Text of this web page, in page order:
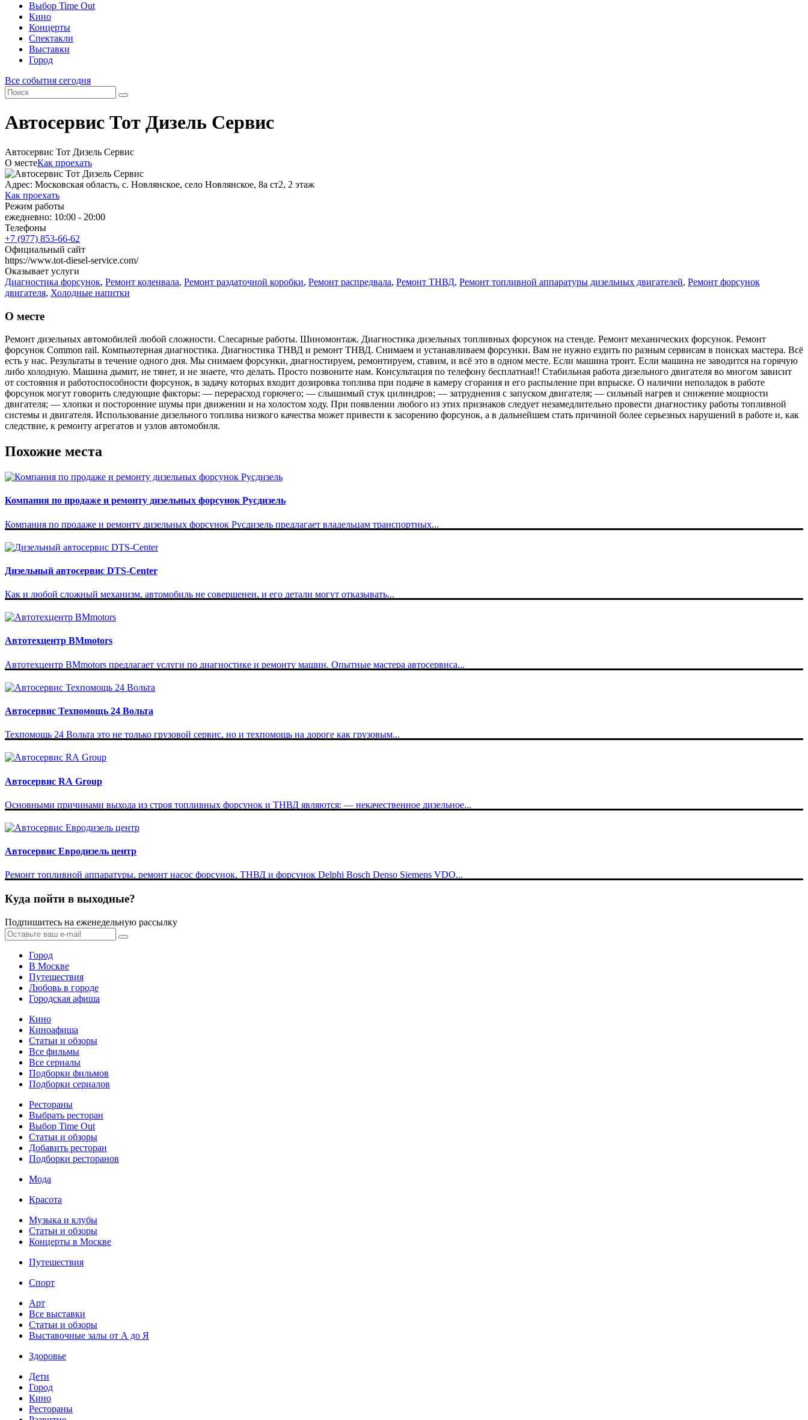
Выбор Time Out
Кино
Концерты
Спектакли
Выставки
Город
Все события сегодня
Автосервис Тот Дизель Сервис
Автосервис Тот Дизель Сервис
О местеКак проехать
Адрес: Московская область, с. Новлянское, село Новлянское, 8а ст2, 2 этаж
Как проехать
Режим работы
ежедневно: 10:00 - 20:00
Телефоны
+7 (977) 853-66-62
Официальный сайт
https://www.tot-diesel-service.com/
Оказывает услуги
Диагностика форсунок, Ремонт коленвала, Ремонт раздаточной коробки, Ремонт распредвала, Ремонт ТНВД, Ремонт топливной аппаратуры дизельных двигателей, Ремонт форсунок
двигателя, Холодные напитки
О месте
Ремонт дизельных автомобилей любой сложности. Слесарные работы. Шиномонтаж. Диагностика дизельных топливных форсунок на стенде. Ремонт механических форсунок. Ремонт
форсунок Common rail. Компьютерная диагностика. Диагностика ТНВД и ремонт ТНВД. Снимаем и устанавливаем форсунки. Вам не нужно ездить по разным сервисам в поисках мастера. Всё
есть у нас. Результаты в течение одного дня. Мы снимаем форсунки, диагностируем, ремонтируем, ставим, и всё это в одном месте. Если машина троит. Если машина не заводится на горячую
либо холодную. Машина дымит, не тянет, и не знаете, что делать. Просто позвоните нам. Консультация по телефону бесплатная!! Стабильная работа дизельного двигателя во многом зависит
от состояния и работоспособности форсунок, в задачу которых входит дозировка топлива при подаче в камеру сгорания и его распыление при впрыске. О наличии неполадок в работе
форсунок могут говорить следующие факторы: — перерасход горючего; — слышимый стук цилиндров; — затруднения с запуском двигателя; — сильный нагрев и снижение мощности
двигателя; — хлопки и посторонние шумы при движении и на холостом ходу. При появлении любого из этих признаков следует незамедлительно провести диагностику работы топливной
системы и двигателя. Использование дизельного топлива низкого качества может привести к засорению форсунок, а в дальнейшем стать причиной более серьезных нарушений в работе и, как
следствие, к ремонту агрегатов и узлов автомобиля.
Похожие места
Компания по продаже и ремонту дизельных форсунок Русдизель
Компания по продаже и ремонту дизельных форсунок Русдизель предлагает владельцам транспортных...
Дизельный автосервис DTS-Center
Как и любой сложный механизм, автомобиль не совершенен, и его детали могут отказывать...
Автотехцентр BMmotors
Автотехцентр BMmotors предлагает услуги по диагностике и ремонту машин. Опытные мастера автосервиса...
Автосервис Техпомощь 24 Вольта
Техпомощь 24 Вольта это не только грузовой сервис, но и техпомощь на дороге как грузовым...
Автосервис RA Group
Основными причинами выхода из строя топливных форсунок и ТНВД являются: — некачественное дизельное...
Автосервис Евродизель центр
Ремонт топливной аппаратуры, ремонт насос форсунок, ТНВД и форсунок Delphi Bosch Denso Siemens VDO...
Куда пойти в выходные?
Подпишитесь на еженедельную рассылку
Город
В Москве
Путешествия
Любовь в городе
Городская афиша
Кино
Киноафиша
Статьи и обзоры
Все фильмы
Все сериалы
Подборки фильмов
Подборки сериалов
Рестораны
Выбрать ресторан
Выбор Time Out
Статьи и обзоры
Добавить ресторан
Подборки ресторанов
Мода
Красота
Музыка и клубы
Статьи и обзоры
Концерты в Москве
Путешествия
Спорт
Арт
Все выставки
Статьи и обзоры
Выставочные залы от А до Я
Здоровье
Дети
Город
Кино
Рестораны